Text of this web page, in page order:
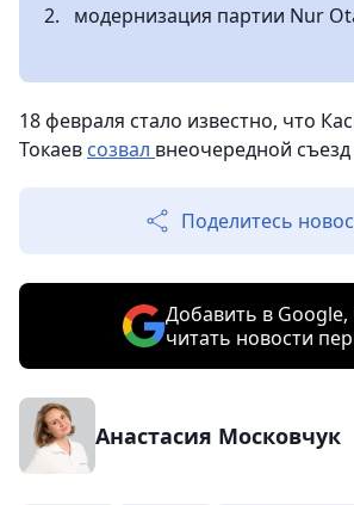
модернизация партии Nur
18 февраля стало известно, что
Токаев созвал внеочередной
Поделитесь
Добавить в
читать новости
Анастасия Московчук